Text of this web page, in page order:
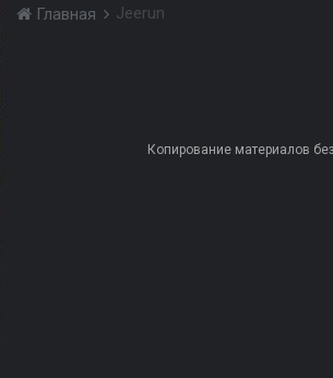
Главная Jeerun
Копирование материалов